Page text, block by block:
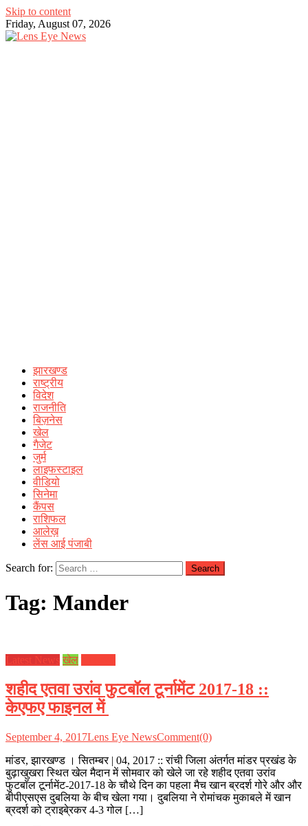
Skip to content
Friday, August 07, 2026
झारखण्ड
राष्ट्रीय
विदेश
राजनीति
बिज़नेस
खेल
गैजेट
जुर्म
लाइफस्टाइल
वीडियो
सिनेमा
कैंपस
राशिफल
आलेख़
लेंस आई पंजाबी
Search for:
Tag: Mander
Latest News खेल
शहीद एतवा उरांव फुटबॉल टूर्नामेंट 2017-18 ::
केएफए फाइनल में
September 4, 2017Lens Eye NewsComment(0)
मांडर, झारखण्ड । सितम्बर | 04, 2017 :: रांची जिला अंतर्गत मांडर प्रखंड के
बुढ़ाखुखरा स्थित खेल मैदान में सोमवार को खेले जा रहे शहीद एतवा उरांव
फुटबॉल टूर्नामेंट-2017-18 के चौथे दिन का पहला मैच खान ब्रदर्श गोरे और और
बीपीएसएस दुबलिया के बीच खेला गया। दुबलिया ने रोमांचक मुकाबले में खान
ब्रदर्श को ट्राइबे्रकर 4-3 गोल […]